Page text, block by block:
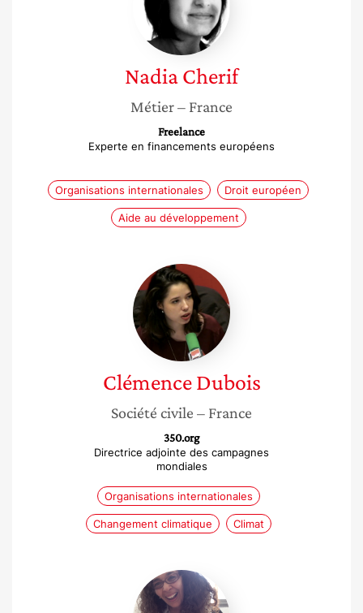
NadiaCherif
Métier– France
Freelance
Experte en financements européens
Organisations internationales Droit européen
Aide au développement
Clémence
Dubois
Clémence Dubois
Société civile – France
350.org
Directrice adjointe des campagnes
mondiales
Organisations internationales
Changement climatique Climat
Leila
Aouichri